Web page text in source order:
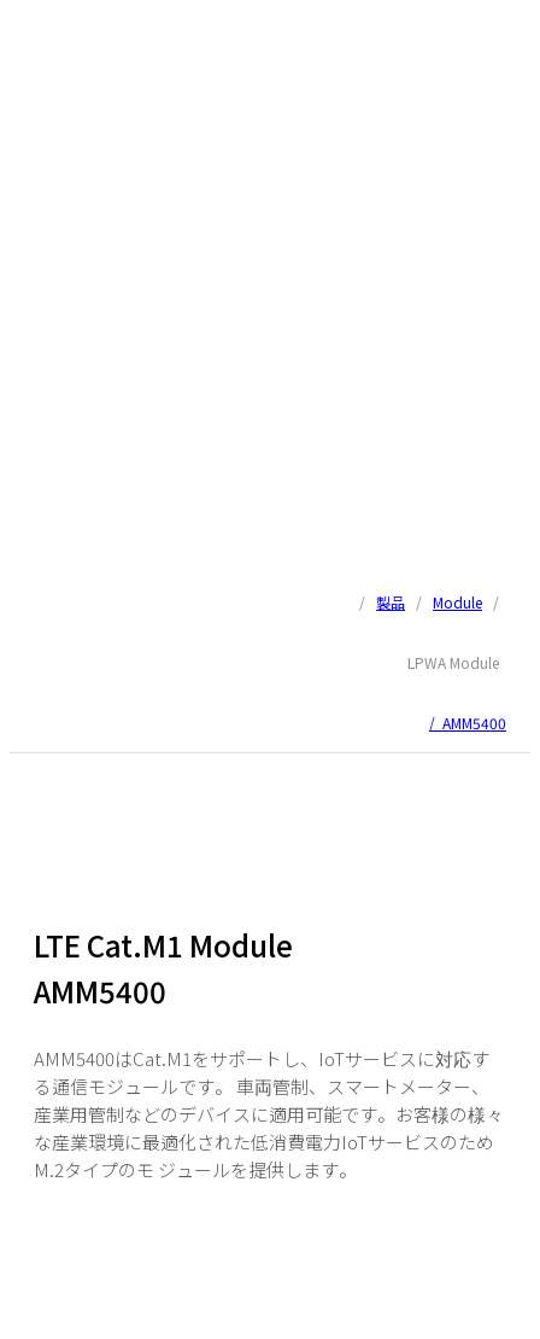
/ 製品 / Module /
LPWA Module
/ AMM5400
LTE Cat.M1 Module
AMM5400
AMM5400はCat.M1をサポートし、IoTサービスに対応す
る通信モジュールです。 車両管制、スマートメーター、
産業用管制などのデバイスに適用可能です。お客様の様々
な産業環境に最適化された低消費電力IoTサービスのため
M.2タイプのモ ジュールを提供します。